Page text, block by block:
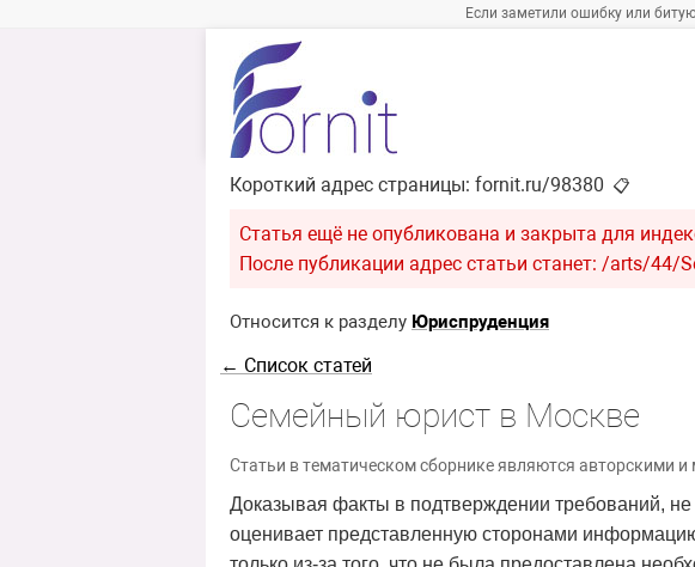
Если заметили ошибку или
Короткий адрес страницы: fornit.ru/98380 📋
Статья ещё не опубликована и закрыта для
После публикации адрес статьи станет: /arts/44/
Относится к разделу Юриспруденция
← Список статей
Семейный юрист в Москве
Статьи в тематическом сборнике являются авторскими
Доказывая факты в подтверждении требований, не
оценивает представленную сторонами